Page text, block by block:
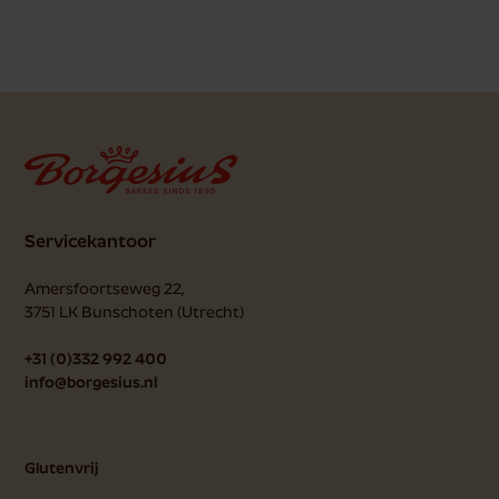
Servicekantoor
Amersfoortseweg 22,
3751 LK Bunschoten (Utrecht)
+31 (0)332 992 400
info@borgesius.nl
Glutenvrij